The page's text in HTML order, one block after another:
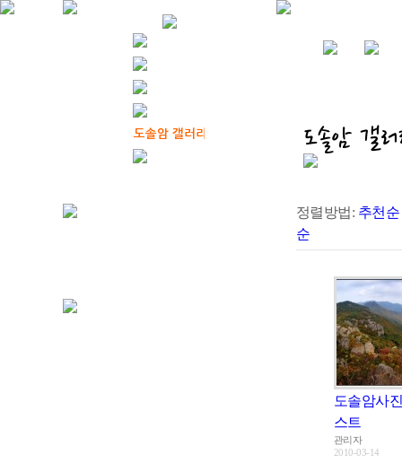
정렬방법: 추천순
순
도솔암사
스트
관리자
2010-03-14